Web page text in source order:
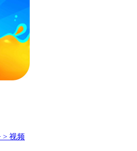
> 视频